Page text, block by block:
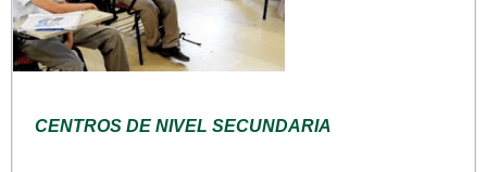
CENTROS DE NIVEL SECUNDARIA